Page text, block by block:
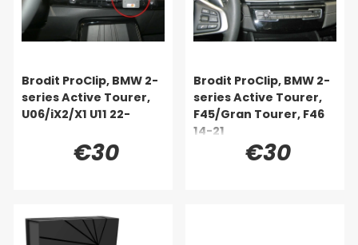
Brodit ProClip, BMW 2-
series Active Tourer,
U06/iX2/X1 U11 22-
€30
Brodit ProClip, BMW 2-
series Active Tourer,
F45/Gran Tourer, F46
14-21
€30